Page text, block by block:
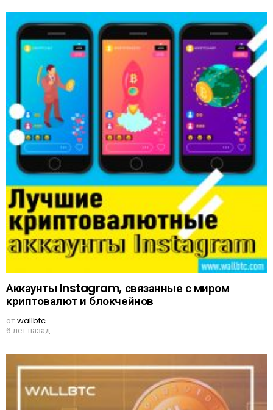
Аккаунты Instagram, связанные с миром
криптовалют и блокчейнов
отwallbtc
6 лет назад